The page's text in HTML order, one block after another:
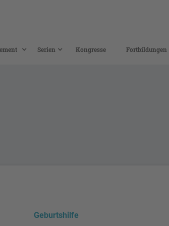
Serien Kongresse Fortbildungen
Geburtshilfe